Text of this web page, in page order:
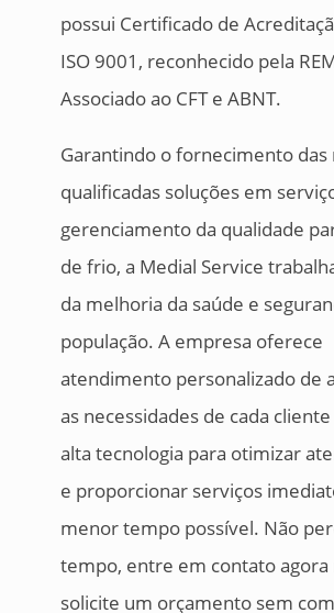
possui Certificado de
ISO 9001, reconhecido pela
Associado ao CFT e ABNT.
Garantindo o fornecimento das
qualificadas soluções em
gerenciamento da qualidade
de frio, a Medial Service
da melhoria da saúde e
população. A empresa oferece
atendimento personalizado de
as necessidades de cada
alta tecnologia para otimizar
e proporcionar serviços
menor tempo possível. Não
tempo, entre em contato agora
solicite um orçamento sem